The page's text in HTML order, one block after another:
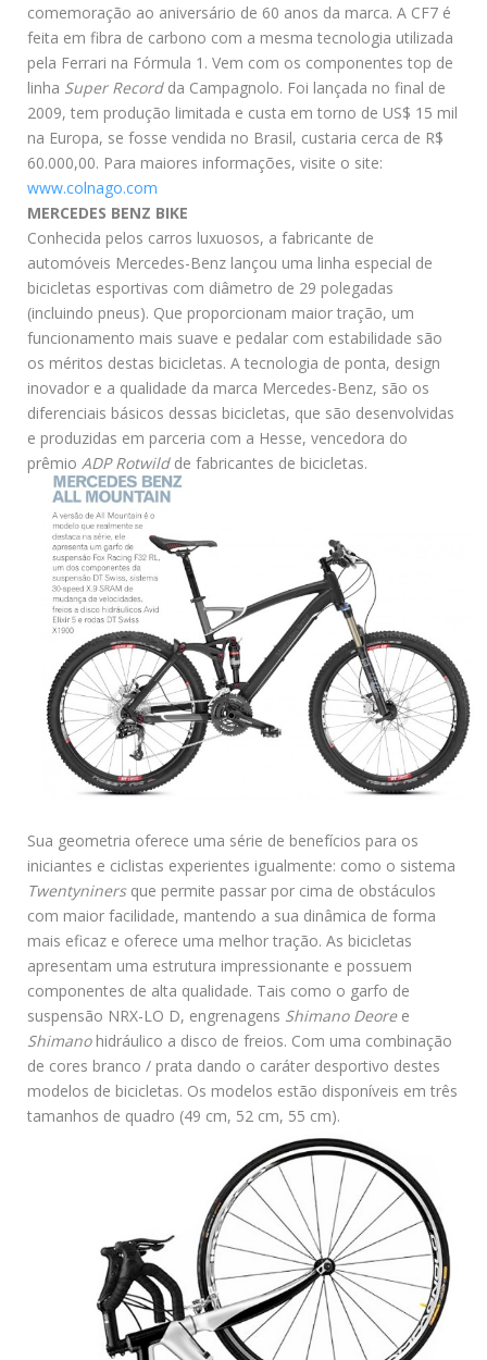
comemoração ao aniversário de 60 anos da marca. A CF7 é
feita em fibra de carbono com a mesma tecnologia utilizada
pela Ferrari na Fórmula 1. Vem com os componentes top de
linha Super Recordda Campagnolo. Foi lançada no final de
2009, tem produção limitada e custa em torno de US$ 15 mil
na Europa, se fosse vendida no Brasil, custaria cerca de R$
60.000,00. Para maiores informações, visite o site:
www.colnago.com
MERCEDES BENZ BIKE
Conhecida pelos carros luxuosos, a fabricante de
automóveis Mercedes-Benz lançou uma linha especial de
bicicletas esportivas com diâmetro de 29 polegadas
(incluindo pneus). Que proporcionam maior tração, um
funcionamento mais suave e pedalar com estabilidade são
os méritos destas bicicletas. A tecnologia de ponta, design
inovador e a qualidade da marca Mercedes-Benz, são os
diferenciais básicos dessas bicicletas, que são desenvolvidas
e produzidas em parceria com a Hesse, vencedora do
prêmio ADP Rotwildde fabricantes de bicicletas.
Sua geometria oferece uma série de benefícios para os
iniciantes e ciclistas experientes igualmente: como o sistema
Twentyninersque permite passar por cima de obstáculos
com maior facilidade, mantendo a sua dinâmica de forma
mais eficaz e oferece uma melhor tração. As bicicletas
apresentam uma estrutura impressionante e possuem
componentes de alta qualidade. Tais como o garfo de
suspensão NRX-LO D, engrenagens Shimano Deoree
Shimanohidráulico a disco de freios. Com uma combinação
de cores branco / prata dando o caráter desportivo destes
modelos de bicicletas. Os modelos estão disponíveis em três
tamanhos de quadro (49 cm, 52 cm, 55 cm).